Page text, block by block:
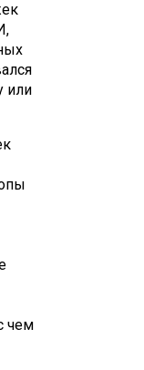
или
чем